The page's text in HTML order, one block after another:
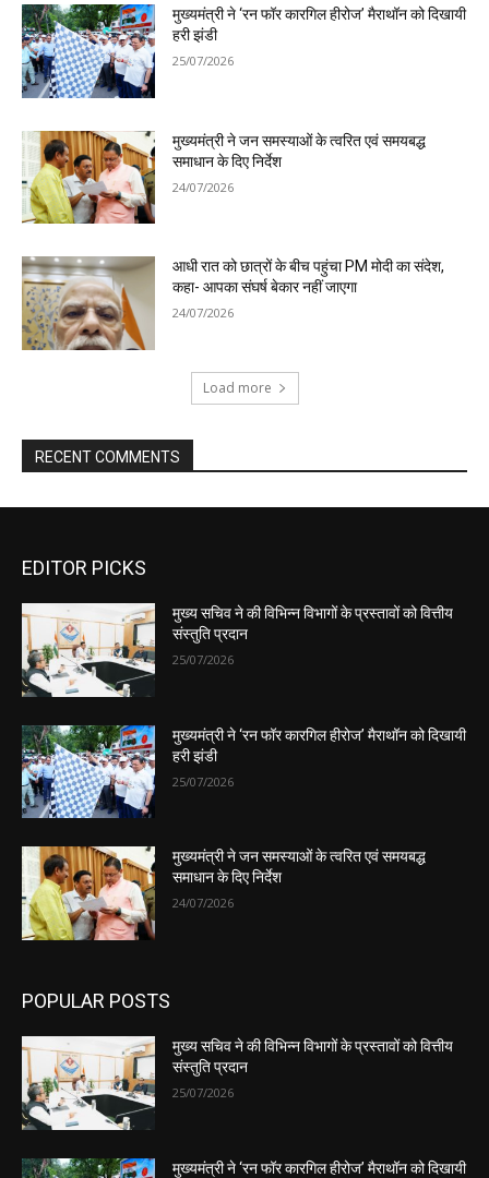
EDITOR PICKS
मुख्य सचिव ने की विभिन्न विभागों के प्रस्तावों को वित्तीय
संस्तुति प्रदान
25/07/2026
मुख्यमंत्री ने ‘रन फॉर कारगिल हीरोज’ मैराथॉन को दिखायी
हरी झंडी
25/07/2026
मुख्यमंत्री ने जन समस्याओं के त्वरित एवं समयबद्ध
समाधान के दिए निर्देश
24/07/2026
POPULAR POSTS
मुख्य सचिव ने की विभिन्न विभागों के प्रस्तावों को वित्तीय
संस्तुति प्रदान
25/07/2026
मुख्यमंत्री ने ‘रन फॉर कारगिल हीरोज’ मैराथॉन को दिखायी